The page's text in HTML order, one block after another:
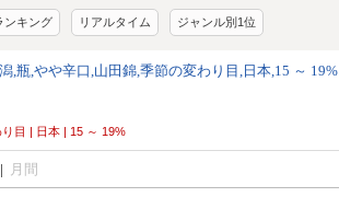
ンキング リアルタイム ジャンル別1位
,瓶,やや辛口,山田錦,季節の変わり目,日本,15 ～ 19%
目 | 日本 | 15 ～ 19%
| 月間